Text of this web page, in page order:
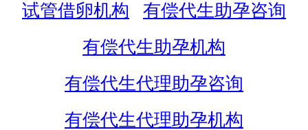
试管借卵机构
有偿代生助孕咨询
有偿代生助孕机构
有偿代生代理助孕咨询
有偿代生代理助孕机构